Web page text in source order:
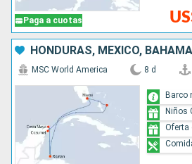
Paga a cuotas
MSC World America 8 d
Barco
Niños
Oferta